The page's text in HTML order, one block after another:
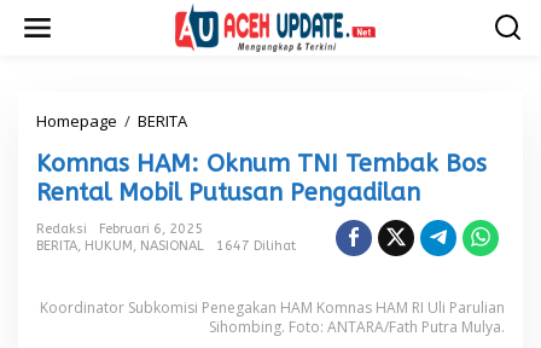
Homepage / BERITA
m
n
a
s
H
:
Komnas HAM: Oknum TNI Tembak Bos
Rental Mobil Putusan Pengadilan
Redaksi
Februari 6, 2025
BERITA, HUKUM, NASIONAL 1647 Dilihat
Koordinator Subkomisi Penegakan HAM Komnas HAM RI Uli Parulian
Sihombing. Foto: ANTARA/Fath Putra Mulya.